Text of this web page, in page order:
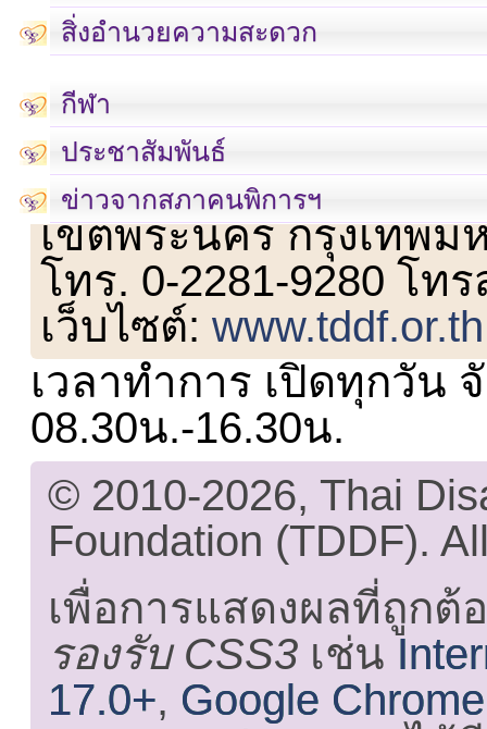
สิ่งอำนวยความสะดวก
กีฬา
ประชาสัมพันธ์
ข่าวจากสภาคนพิการฯ
เลขที่ 23 ชั้น 2 ถนนวิ
เขตพระนคร กรุงเทพม
โทร. 0-2281-9280 โท
เว็บไซต์:www.tddf.or.th
เวลาทำการ เปิดทุกวัน
08.30น.-16.30น.
© 2010-2026, Thai
Foundation (TDDF).
เพื่อการแสดงผลที่ถูกต้
รองรับ CSS3 เช่น
17.0+, Google